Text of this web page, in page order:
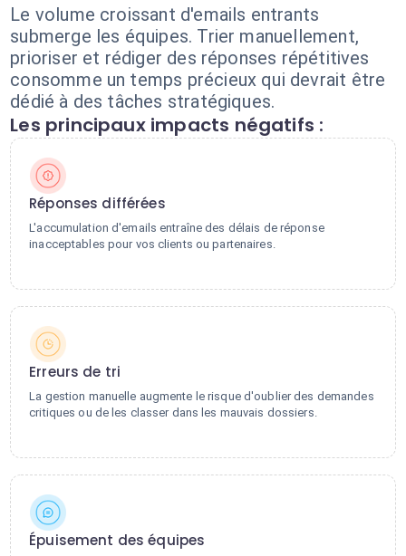
Le volume croissant d'emails entrants
submerge les équipes. Trier manuellement,
prioriser et rédiger des réponses répétitives
consomme un temps précieux qui devrait être
dédié à des tâches stratégiques.
Les principaux impacts négatifs :
Réponses différées
L'accumulation d'emails entraîne des délais de réponse
inacceptables pour vos clients ou partenaires.
Erreurs de tri
La gestion manuelle augmente le risque d'oublier des demandes
critiques ou de les classer dans les mauvais dossiers.
Épuisement des équipes